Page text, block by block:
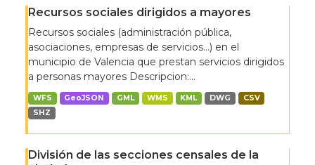
Recursos sociales dirigidos a mayores
Recursos sociales (administración pública,
asociaciones, empresas de servicios…) en el
municipio de Valencia que prestan servicios dirigidos
a personas mayores Descripcion:...
WFS GeoJSON GML WMS KML DWG
CSV
SHZ
División de las secciones censales de la